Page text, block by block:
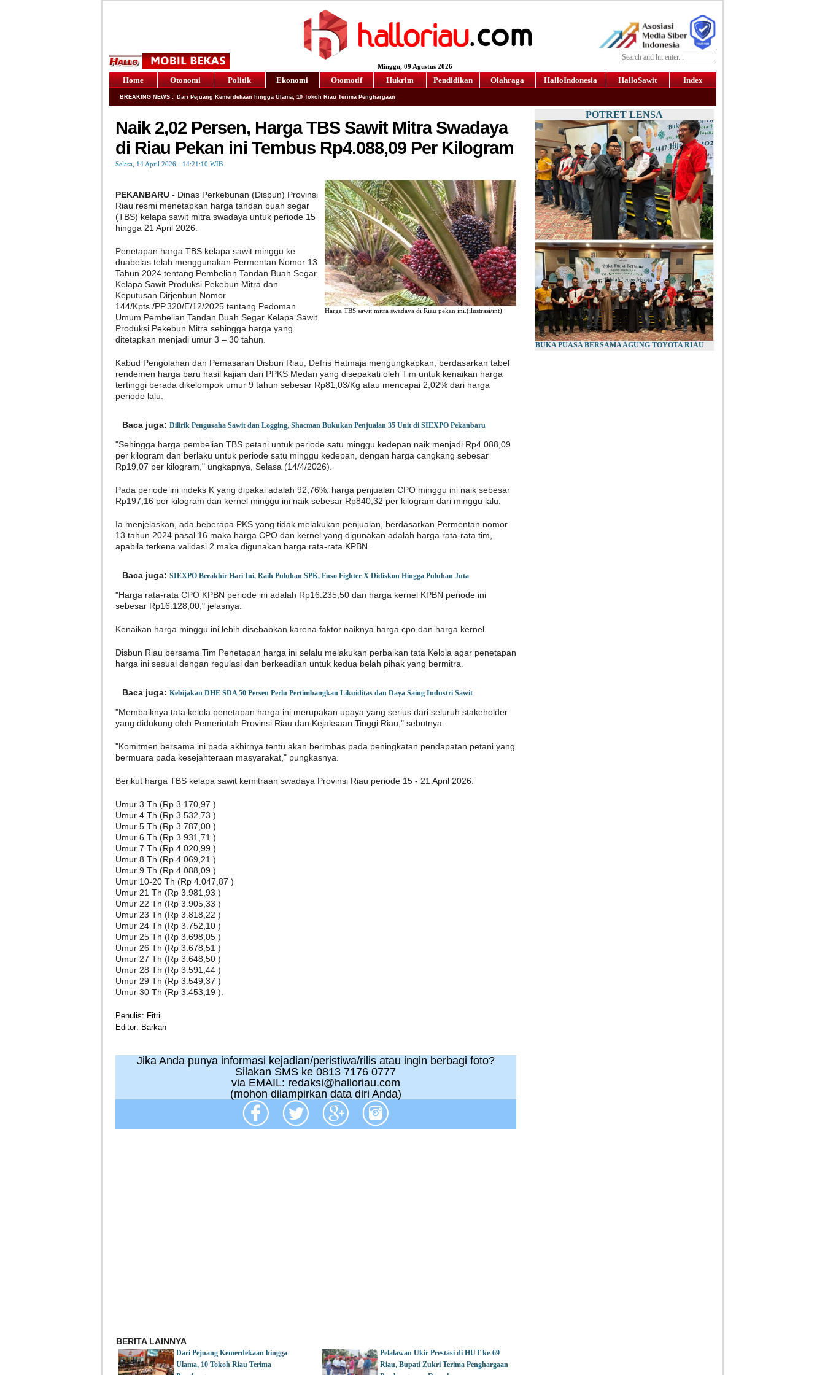
Minggu, 09 Agustus 2026
Home Otonomi Politik Ekonomi Otomotif Hukrim Pendidikan Olahraga HalloIndonesia HalloSawit Index
BREAKING NEWS : Dari Pejuang Kemerdekaan hingga Ulama, 10 Tokoh Riau Terima Penghargaan
Naik 2,02 Persen, Harga TBS Sawit Mitra Swadaya
di Riau Pekan ini Tembus Rp4.088,09 Per Kilogram
Selasa, 14 April 2026 - 14:21:10 WIB
Harga TBS sawit mitra swadaya di Riau pekan ini.(ilustrasi/int)
PEKANBARU - Dinas Perkebunan (Disbun) Provinsi
Riau resmi menetapkan harga tandan buah segar
(TBS) kelapa sawit mitra swadaya untuk periode 15
hingga 21 April 2026.
Penetapan harga TBS kelapa sawit minggu ke
duabelas telah menggunakan Permentan Nomor 13
Tahun 2024 tentang Pembelian Tandan Buah Segar
Kelapa Sawit Produksi Pekebun Mitra dan
Keputusan Dirjenbun Nomor
144/Kpts./PP.320/E/12/2025 tentang Pedoman
Umum Pembelian Tandan Buah Segar Kelapa Sawit
Produksi Pekebun Mitra sehingga harga yang
ditetapkan menjadi umur 3 – 30 tahun.
Kabud Pengolahan dan Pemasaran Disbun Riau, Defris Hatmaja mengungkapkan, berdasarkan tabel
rendemen harga baru hasil kajian dari PPKS Medan yang disepakati oleh Tim untuk kenaikan harga
tertinggi berada dikelompok umur 9 tahun sebesar Rp81,03/Kg atau mencapai 2,02% dari harga
periode lalu.
Baca juga: Dilirik Pengusaha Sawit dan Logging, Shacman Bukukan Penjualan 35 Unit di SIEXPO Pekanbaru
"Sehingga harga pembelian TBS petani untuk periode satu minggu kedepan naik menjadi Rp4.088,09
per kilogram dan berlaku untuk periode satu minggu kedepan, dengan harga cangkang sebesar
Rp19,07 per kilogram," ungkapnya, Selasa (14/4/2026).
Pada periode ini indeks K yang dipakai adalah 92,76%, harga penjualan CPO minggu ini naik sebesar
Rp197,16 per kilogram dan kernel minggu ini naik sebesar Rp840,32 per kilogram dari minggu lalu.
Ia menjelaskan, ada beberapa PKS yang tidak melakukan penjualan, berdasarkan Permentan nomor
13 tahun 2024 pasal 16 maka harga CPO dan kernel yang digunakan adalah harga rata-rata tim,
apabila terkena validasi 2 maka digunakan harga rata-rata KPBN.
Baca juga: SIEXPO Berakhir Hari Ini, Raih Puluhan SPK, Fuso Fighter X Didiskon Hingga Puluhan Juta
"Harga rata-rata CPO KPBN periode ini adalah Rp16.235,50 dan harga kernel KPBN periode ini
sebesar Rp16.128,00," jelasnya.
Kenaikan harga minggu ini lebih disebabkan karena faktor naiknya harga cpo dan harga kernel.
Disbun Riau bersama Tim Penetapan harga ini selalu melakukan perbaikan tata Kelola agar penetapan
harga ini sesuai dengan regulasi dan berkeadilan untuk kedua belah pihak yang bermitra.
Baca juga: Kebijakan DHE SDA 50 Persen Perlu Pertimbangkan Likuiditas dan Daya Saing Industri Sawit
"Membaiknya tata kelola penetapan harga ini merupakan upaya yang serius dari seluruh stakeholder
yang didukung oleh Pemerintah Provinsi Riau dan Kejaksaan Tinggi Riau," sebutnya.
"Komitmen bersama ini pada akhirnya tentu akan berimbas pada peningkatan pendapatan petani yang
bermuara pada kesejahteraan masyarakat," pungkasnya.
Berikut harga TBS kelapa sawit kemitraan swadaya Provinsi Riau periode 15 - 21 April 2026:
Umur 3 Th (Rp 3.170,97 )
Umur 4 Th (Rp 3.532,73 )
Umur 5 Th (Rp 3.787,00 )
Umur 6 Th (Rp 3.931,71 )
Umur 7 Th (Rp 4.020,99 )
Umur 8 Th (Rp 4.069,21 )
Umur 9 Th (Rp 4.088,09 )
Umur 10-20 Th (Rp 4.047,87 )
Umur 21 Th (Rp 3.981,93 )
Umur 22 Th (Rp 3.905,33 )
Umur 23 Th (Rp 3.818,22 )
Umur 24 Th (Rp 3.752,10 )
Umur 25 Th (Rp 3.698,05 )
Umur 26 Th (Rp 3.678,51 )
Umur 27 Th (Rp 3.648,50 )
Umur 28 Th (Rp 3.591,44 )
Umur 29 Th (Rp 3.549,37 )
Umur 30 Th (Rp 3.453,19 ).
Penulis: Fitri
Editor: Barkah
Jika Anda punya informasi kejadian/peristiwa/rilis atau ingin berbagi foto?
Silakan SMS ke 0813 7176 0777
via EMAIL: redaksi@halloriau.com
(mohon dilampirkan data diri Anda)
BERITA LAINNYA
Dari Pejuang Kemerdekaan hingga
Ulama, 10 Tokoh Riau Terima
Pelalawan Ukir Prestasi di HUT ke-69
Riau, Bupati Zukri Terima Penghargaan
POTRET LENSA
BUKA PUASA BERSAMA AGUNG TOYOTA RIAU